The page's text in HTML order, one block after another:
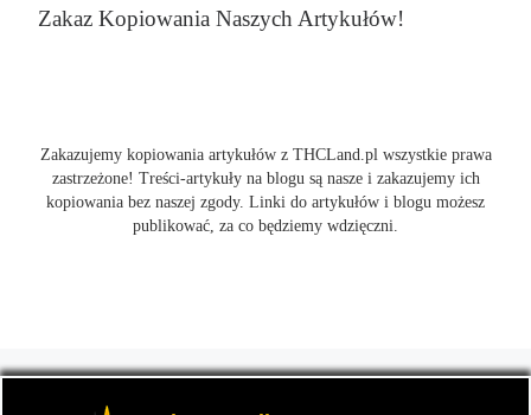
Zakaz Kopiowania Naszych Artykułów!
Zakazujemy kopiowania artykułów z THCLand.pl wszystkie prawa
zastrzeżone! Treści-artykuły na blogu są nasze i zakazujemy ich
kopiowania bez naszej zgody. Linki do artykułów i blogu możesz
publikować, za co będziemy wdzięczni.
informacje na temat marihuany, konopi i cannabis oraz THC a